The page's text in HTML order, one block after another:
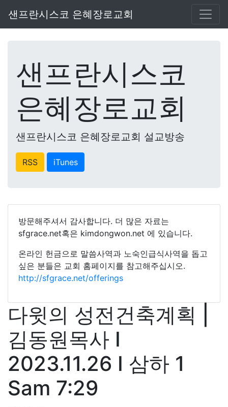
샌프란시스코 은혜장로교회
샌프란시스코
은혜장로교회
샌프란시스코 은혜장로교회 설교방송
RSS iTunes
방문해주셔서 감사합니다. 더 많은 자료는
sfgrace.net혹은 kimdongwon.net 에 있습니다.
온라인 헌금으로 말씀사역과 노숙인급식사역을 돕고
싶은 분들은 교회 홈페이지를 참고해주십시오.
http://sfgrace.net/offerings
다윗의 성전건축계획 |
김동원목사 I
2023.11.26 I 삼하 1
Sam 7:29